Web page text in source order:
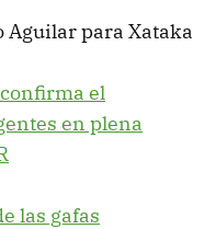
Aguilar para Xataka
el
en plena
las gafas